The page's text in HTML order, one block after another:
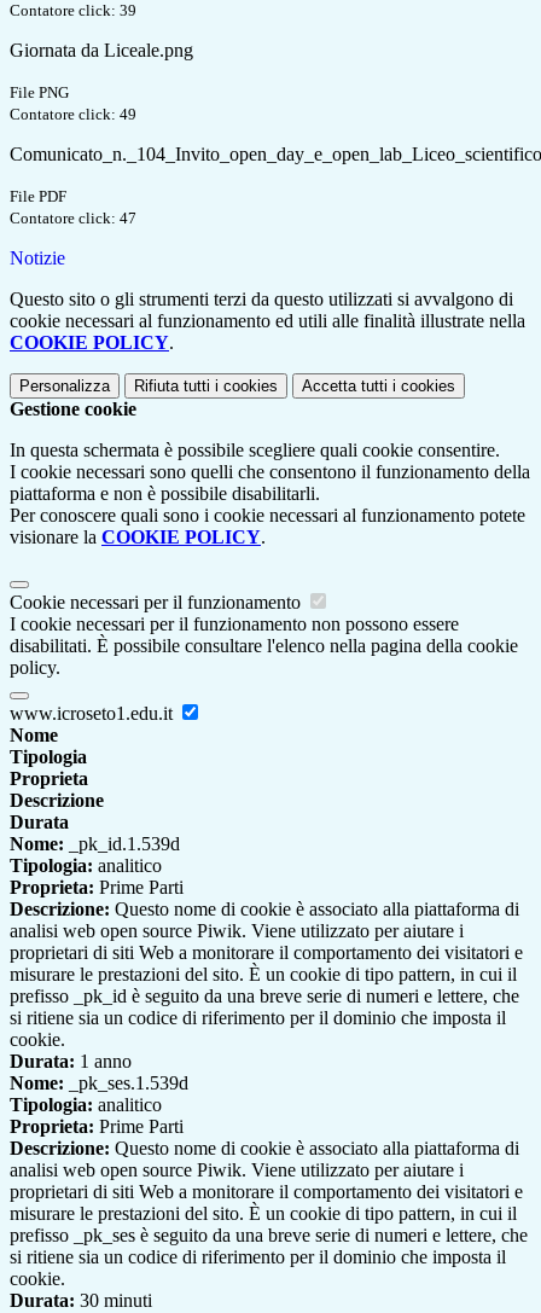
Contatore click: 39
Giornata da Liceale.png
File PNG
Contatore click: 49
File PDF
Contatore click: 47
Notizie
Questo sito o gli strumenti terzi da questo utilizzati si avvalgono di
cookie necessari al funzionamento ed utili alle finalità illustrate nella
COOKIE POLICY.
Personalizza Rifiuta tutti i cookies Accetta tutti i cookies
Gestione cookie
In questa schermata è possibile scegliere quali cookie consentire.
I cookie necessari sono quelli che consentono il funzionamento della
piattaforma e non è possibile disabilitarli.
Per conoscere quali sono i cookie necessari al funzionamento potete
visionare la COOKIE POLICY.
Cookie necessari per il funzionamento
I cookie necessari per il funzionamento non possono essere
disabilitati. È possibile consultare l'elenco nella pagina della cookie
policy.
www.icroseto1.edu.it
Nome
Tipologia
Proprieta
Descrizione
Durata
Nome: _pk_id.1.539d
Tipologia: analitico
Proprieta: Prime Parti
Descrizione: Questo nome di cookie è associato alla piattaforma di
analisi web open source Piwik. Viene utilizzato per aiutare i
proprietari di siti Web a monitorare il comportamento dei visitatori e
misurare le prestazioni del sito. È un cookie di tipo pattern, in cui il
prefisso _pk_id è seguito da una breve serie di numeri e lettere, che
si ritiene sia un codice di riferimento per il dominio che imposta il
cookie.
Durata: 1 anno
Nome: _pk_ses.1.539d
Tipologia: analitico
Proprieta: Prime Parti
Descrizione: Questo nome di cookie è associato alla piattaforma di
analisi web open source Piwik. Viene utilizzato per aiutare i
proprietari di siti Web a monitorare il comportamento dei visitatori e
misurare le prestazioni del sito. È un cookie di tipo pattern, in cui il
prefisso _pk_ses è seguito da una breve serie di numeri e lettere, che
si ritiene sia un codice di riferimento per il dominio che imposta il
cookie.
Durata: 30 minuti